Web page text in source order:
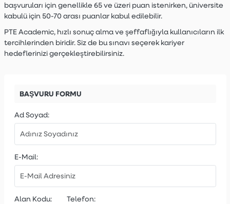
başvuruları için genellikle 65 ve üzeri puan istenirken, üniversite
kabulü için 50-70 arası puanlar kabul edilebilir.
PTE Academic, hızlı sonuç alma ve şeffaflığıyla kullanıcıların ilk
tercihlerinden biridir. Siz de bu sınavı seçerek kariyer
hedeflerinizi gerçekleştirebilirsiniz.
BAŞVURU FORMU
Ad Soyad:
E-Mail:
Alan Kodu: Telefon: